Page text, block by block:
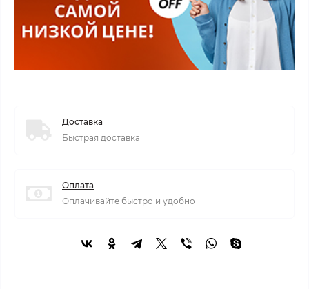
Доставка
Быстрая доставка
Оплата
Оплачивайте быстро и удобно